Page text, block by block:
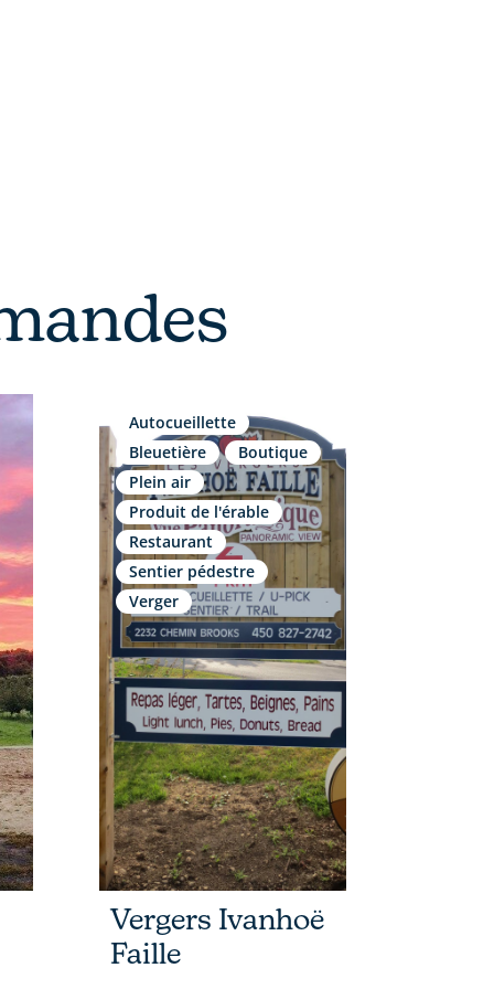
Autocueillette
Bleuetière
Boutique
Plein air
Produit de l'érable
Restaurant
Sentier pédestre
Verger
Vergers Ivanhoë
Faille